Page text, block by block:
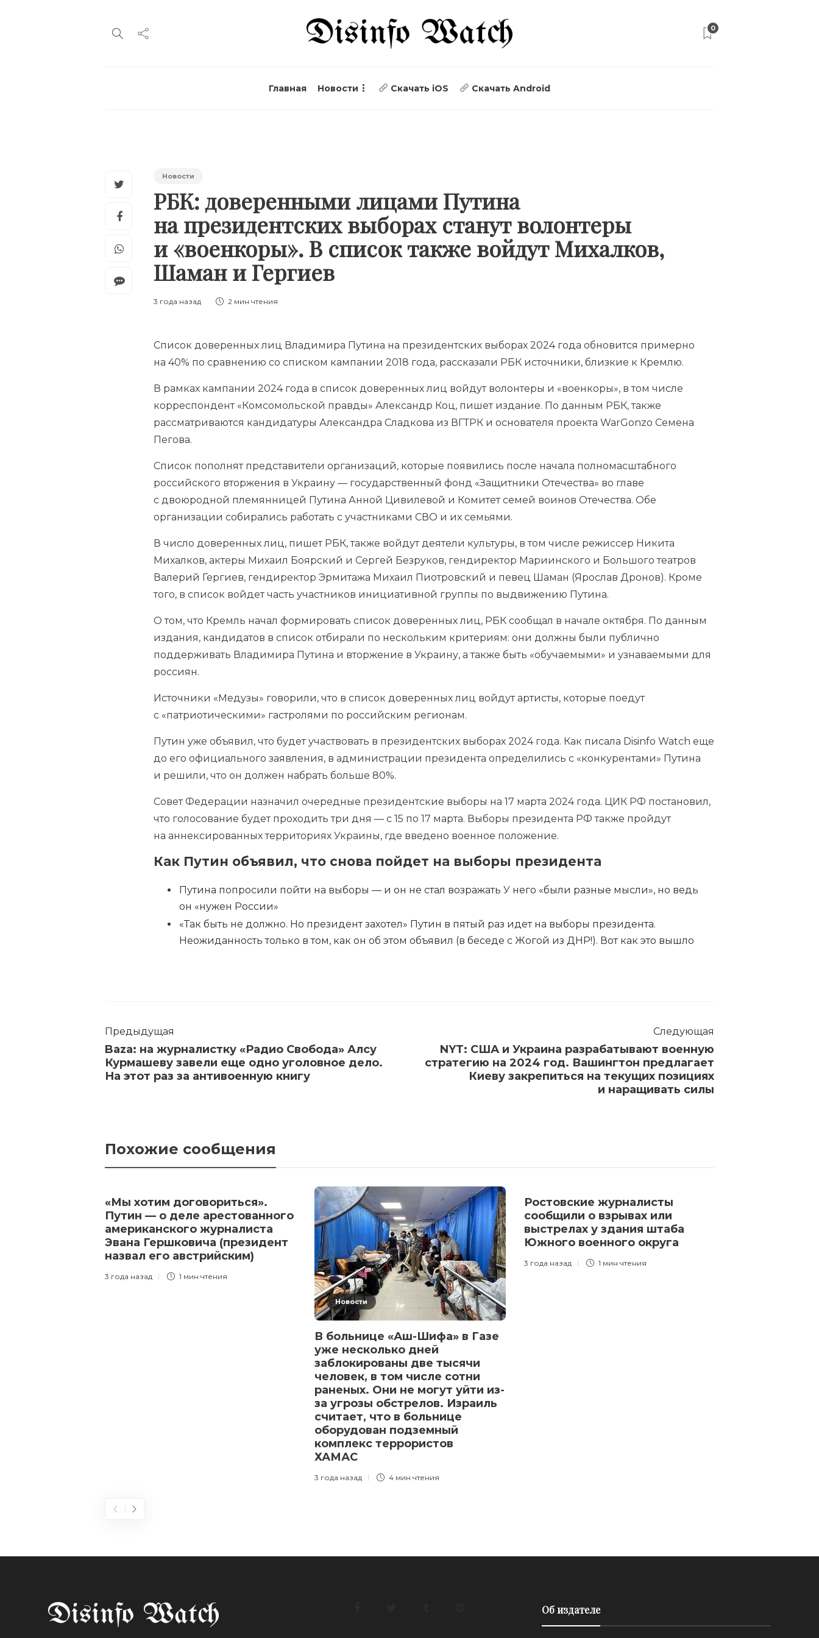
0
Главная Новости Скачать iOS Скачать Android
Новости
РБК: доверенными лицами Путина
на президентских выборах станут волонтеры
и «военкоры». В список также войдут Михалков,
Шаман и Гергиев
3 года назад 2 мин чтения
Список доверенных лиц Владимира Путина на президентских выборах 2024 года обновится примерно
на 40% по сравнению со списком кампании 2018 года, рассказали РБК источники, близкие к Кремлю.
В рамках кампании 2024 года в список доверенных лиц войдут волонтеры и «военкоры», в том числе
корреспондент «Комсомольской правды» Александр Коц, пишет издание. По данным РБК, также
рассматриваются кандидатуры Александра Сладкова из ВГТРК и основателя проекта WarGonzo Семена
Пегова.
Список пополнят представители организаций, которые появились после начала полномасштабного
российского вторжения в Украину — государственный фонд «Защитники Отечества» во главе
с двоюродной племянницей Путина Анной Цивилевой и Комитет семей воинов Отечества. Обе
организации собирались работать с участниками СВО и их семьями.
В число доверенных лиц, пишет РБК, также войдут деятели культуры, в том числе режиссер Никита
Михалков, актеры Михаил Боярский и Сергей Безруков, гендиректор Мариинского и Большого театров
Валерий Гергиев, гендиректор Эрмитажа Михаил Пиотровский и певец Шаман (Ярослав Дронов). Кроме
того, в список войдет часть участников инициативной группы по выдвижению Путина.
О том, что Кремль начал формировать список доверенных лиц, РБК сообщал в начале октября. По данным
издания, кандидатов в список отбирали по нескольким критериям: они должны были публично
поддерживать Владимира Путина и вторжение в Украину, а также быть «обучаемыми» и узнаваемыми для
россиян.
Источники «Медузы» говорили, что в список доверенных лиц войдут артисты, которые поедут
с «патриотическими» гастролями по российским регионам.
Путин уже объявил, что будет участвовать в президентских выборах 2024 года. Как писала Disinfo Watch еще
до его официального заявления, в администрации президента определились с «конкурентами» Путина
и решили, что он должен набрать больше 80%.
Совет Федерации назначил очередные президентские выборы на 17 марта 2024 года. ЦИК РФ постановил,
что голосование будет проходить три дня — с 15 по 17 марта. Выборы президента РФ также пройдут
на аннексированных территориях Украины, где введено военное положение.
Как Путин объявил, что снова пойдет на выборы президента
Путина попросили пойти на выборы — и он не стал возражать У него «были разные мысли», но ведь
он «нужен России»
«Так быть не должно. Но президент захотел» Путин в пятый раз идет на выборы президента.
Неожиданность только в том, как он об этом объявил (в беседе с Жогой из ДНР!). Вот как это вышло
Предыдущая
Baza: на журналистку «Радио Свобода» Алсу
Курмашеву завели еще одно уголовное дело.
На этот раз за антивоенную книгу
Следующая
NYT: США и Украина разрабатывают военную
стратегию на 2024 год. Вашингтон предлагает
Киеву закрепиться на текущих позициях
и наращивать силы
Похожие сообщения
«Мы хотим договориться».
Путин — о деле арестованного
американского журналиста
Эвана Гершковича (президент
назвал его австрийским)
3 года назад 1 мин чтения
Новости
В больнице «Аш-Шифа» в Газе
уже несколько дней
заблокированы две тысячи
человек, в том числе сотни
раненых. Они не могут уйти из-
за угрозы обстрелов. Израиль
считает, что в больнице
оборудован подземный
комплекс террористов
ХАМАС
3 года назад 4 мин чтения
Ростовские журналисты
сообщили о взрывах или
выстрелах у здания штаба
Южного военного округа
3 года назад 1 мин чтения
Об издателе